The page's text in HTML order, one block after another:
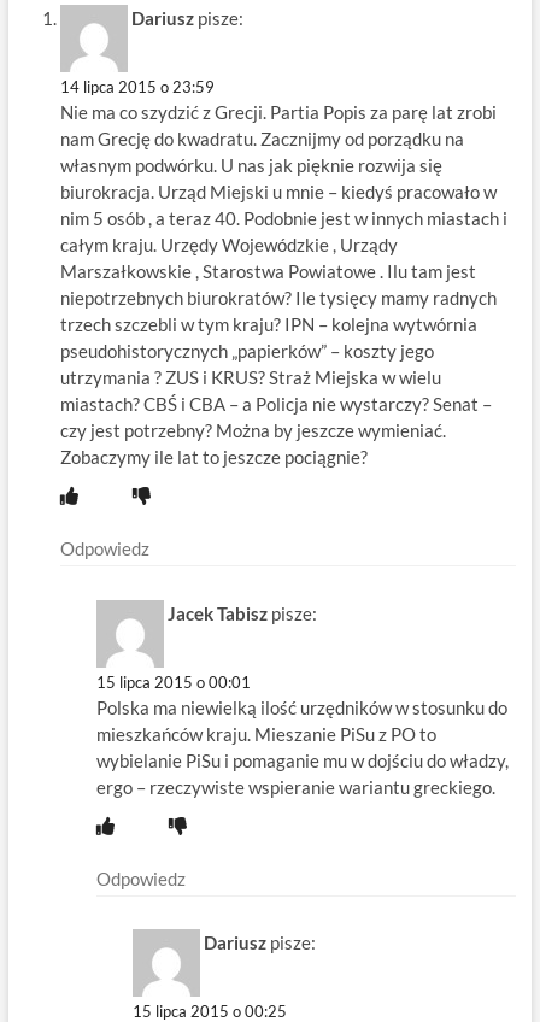
Dariusz pisze:
14 lipca 2015 o 23:59
Nie ma co szydzić z Grecji. Partia Popis za parę lat zrobi
nam Grecję do kwadratu. Zacznijmy od porządku na
własnym podwórku. U nas jak pięknie rozwija się
biurokracja. Urząd Miejski u mnie – kiedyś pracowało w
nim 5 osób , a teraz 40. Podobnie jest w innych miastach i
całym kraju. Urzędy Wojewódzkie , Urządy
Marszałkowskie , Starostwa Powiatowe . Ilu tam jest
niepotrzebnych biurokratów? Ile tysięcy mamy radnych
trzech szczebli w tym kraju? IPN – kolejna wytwórnia
pseudohistorycznych „papierków” – koszty jego
utrzymania ? ZUS i KRUS? Straż Miejska w wielu
miastach? CBŚ i CBA – a Policja nie wystarczy? Senat –
czy jest potrzebny? Można by jeszcze wymieniać.
Zobaczymy ile lat to jeszcze pociągnie?
Odpowiedz
Jacek Tabisz pisze:
15 lipca 2015 o 00:01
Polska ma niewielką ilość urzędników w stosunku do
mieszkańców kraju. Mieszanie PiSu z PO to
wybielanie PiSu i pomaganie mu w dojściu do władzy,
ergo – rzeczywiste wspieranie wariantu greckiego.
Odpowiedz
Dariusz pisze:
15 lipca 2015 o 00:25